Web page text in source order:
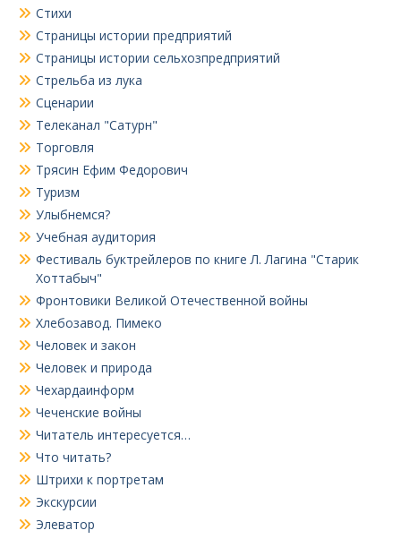
Стихи
Страницы истории предприятий
Страницы истории сельхозпредприятий
Стрельба из лука
Сценарии
Телеканал "Сатурн"
Торговля
Трясин Ефим Федорович
Туризм
Улыбнемся?
Учебная аудитория
Фестиваль буктрейлеров по книге Л. Лагина "Старик
Хоттабыч"
Фронтовики Великой Отечественной войны
Хлебозавод. Пимеко
Человек и закон
Человек и природа
Чехардаинформ
Чеченские войны
Читатель интересуется…
Что читать?
Штрихи к портретам
Экскурсии
Элеватор